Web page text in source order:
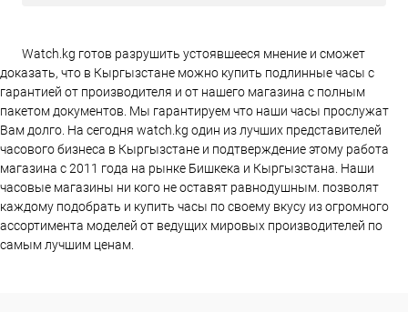
Watch.kg готов разрушить устоявшееся мнение и сможет
доказать, что в Кыргызстане можно купить подлинные часы с
гарантией от производителя и от нашего магазина с полным
пакетом документов. Мы гарантируем что наши часы прослужат
Вам долго. На сегодня watch.kg один из лучших представителей
часового бизнеса в Кыргызстане и подтверждение этому работа
магазина c 2011 года на рынке Бишкека и Кыргызстана. Наши
часовые магазины ни кого не оставят равнодушным. позволят
каждому подобрать и купить часы по своему вкусу из огромного
ассортимента моделей от ведущих мировых производителей по
самым лучшим ценам.